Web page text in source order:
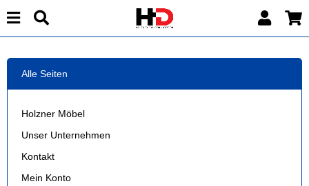
Alle Seiten
Holzner Möbel
Unser Unternehmen
Kontakt
Mein Konto